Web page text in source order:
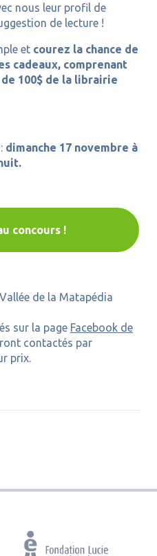
nous leur profil de
de lecture !
et courez la chance de
cadeaux, comprenant
100$ de la librairie
dimanche 17 novembre à
concours !
de la Matapédia
sur la page Facebook de
contactés par
prix.